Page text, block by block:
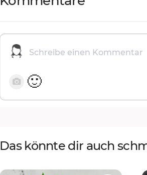
🙂
Das könnte dir auch